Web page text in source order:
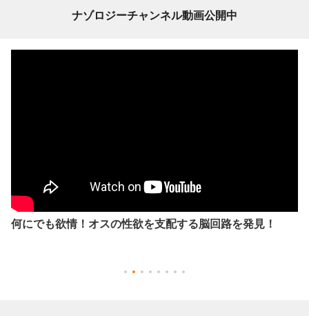
ナゾロジーチャンネル動画公開中
何にでも欲情！オスの性欲を支配する脳回路を発見！